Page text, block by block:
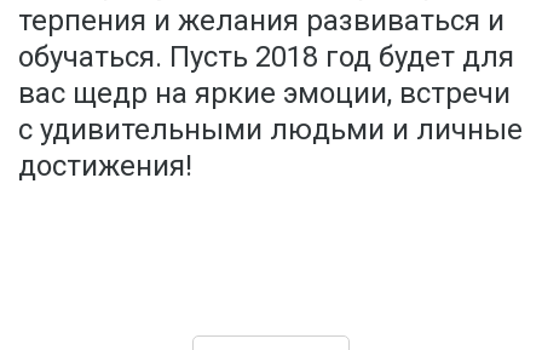
терпения и желания развиваться и
обучаться. Пусть 2018 год будет для
вас щедр на яркие эмоции, встречи
с удивительными людьми и личные
достижения!